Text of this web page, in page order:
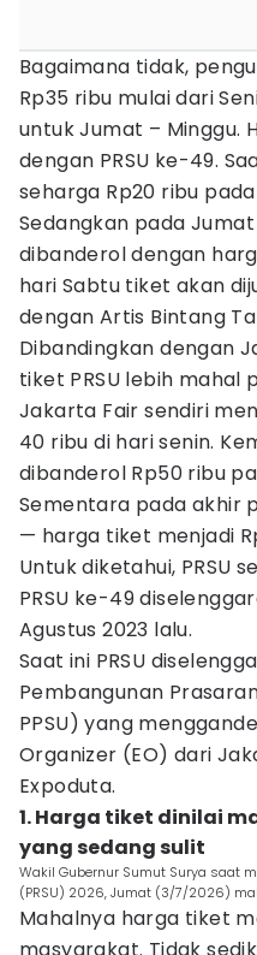
Bagaimana tidak,
Rp35 ribu mulai dari
untuk Jumat – Minggu.
dengan PRSU ke-49.
seharga Rp20 ribu
Sedangkan pada
dibanderol dengan
hari Sabtu tiket akan
dengan Artis Bintang
Dibandingkan dengan
tiket PRSU lebih mahal
Jakarta Fair sendiri
40 ribu di hari senin.
dibanderol Rp50 ribu
Sementara pada akhir
— harga tiket menjadi
Untuk diketahui, PRSU
PRSU ke-49
Agustus 2023 lalu.
Saat ini PRSU
Pembangunan
PPSU) yang
Organizer (EO) dari
Expoduta.
1. Harga tiket dinilai
yang sedang sulit
Wakil Gubernur Sumut Surya saat
(PRSU) 2026, Jumat (3/7/2026)
Mahalnya harga tiket